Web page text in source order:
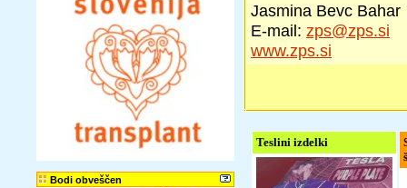
Bodi obveščen
Jasmina Bevc Bahar
E-mail: zps@zps.si
www.zps.si
Teslini izdelki